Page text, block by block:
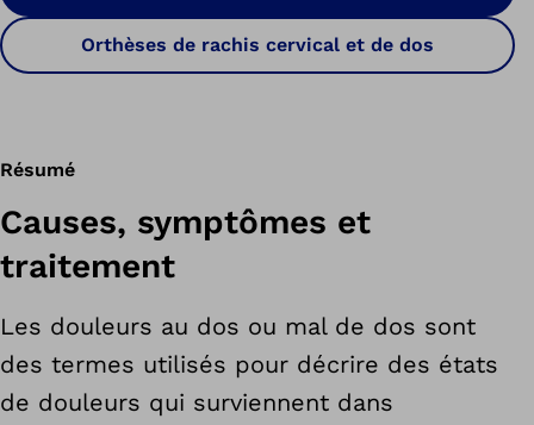
Orthèses de rachis cervical et de dos
Résumé
Causes, symptômes et
traitement
Les douleurs au dos ou mal de dos sont
des termes utilisés pour décrire des états
de douleurs qui surviennent dans